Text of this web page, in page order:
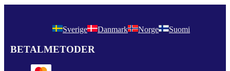
Sverige Danmark Norge Suomi
BETALMETODER